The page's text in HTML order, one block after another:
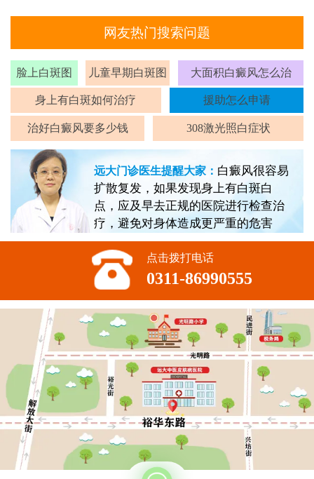
网友热门搜索问题
脸上白斑图 儿童早期白斑图 大面积白癜风怎么治
身上有白斑如何治疗 援助怎么申请
治好白癜风要多少钱 308激光照白症状
远大门诊医生提醒大家： 白癜风很容易
扩散复发，如果发现身上有白斑白
点，应及早去正规的医院进行检查治
疗，避免对身体造成更严重的危害
点击拨打电话
0311-86990555
不方便沟通的话，可以留下您的联系方式，稍后联系您